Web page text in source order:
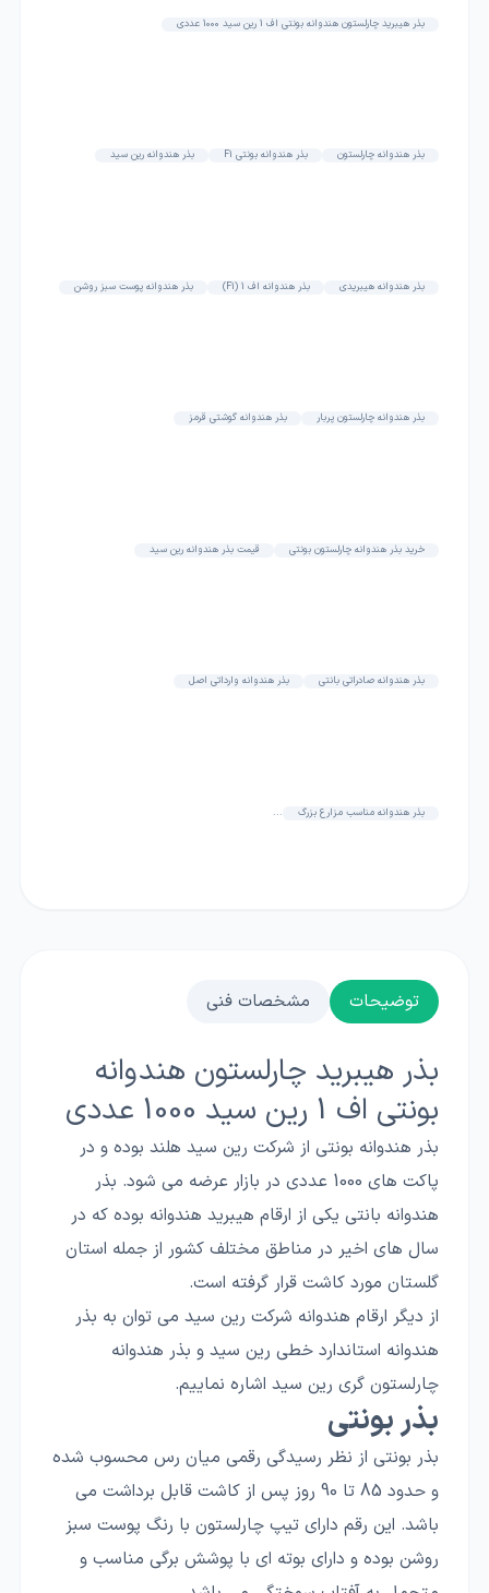
بذر هیبرید چارلستون هندوانه بونتی اف 1 رین سید 1000 عددی
بذر هندوانه چارلستون بذر هندوانه بونتی F1 بذر هندوانه رین سید
بذر هندوانه هیبریدی بذر هندوانه اف 1 (F1) بذر هندوانه پوست سبز روشن
بذر هندوانه چارلستون پربار بذر هندوانه گوشتی قرمز
خرید بذر هندوانه چارلستون بونتی قیمت بذر هندوانه رین سید
بذر هندوانه صادراتی بانتی بذر هندوانه وارداتی اصل
بذر هندوانه مناسب مزارع بزرگ ...
توضیحات مشخصات فنی
بذر هیبرید چارلستون هندوانه
بونتی اف 1 رین سید 1000 عددی
بذر هندوانه بونتی از شرکت رین سید هلند بوده و در
پاکت های 1000 عددی در بازار عرضه می شود. بذر
هندوانه بانتی یکی از ارقام هیبرید هندوانه بوده که در
سال های اخیر در مناطق مختلف کشور از جمله استان
گلستان مورد کاشت قرار گرفته است.
از دیگر ارقام هندوانه شرکت رین سید می توان به بذر
هندوانه استاندارد خطی رین سید و بذر هندوانه
چارلستون گری رین سید اشاره نماییم.
بذر بونتی
بذر بونتی از نظر رسیدگی رقمی میان رس محسوب شده
و حدود 85 تا 90 روز پس از کاشت قابل برداشت می
باشد. این رقم دارای تیپ چارلستون با رنگ پوست سبز
روشن بوده و دارای بوته ای با پوشش برگی مناسب و